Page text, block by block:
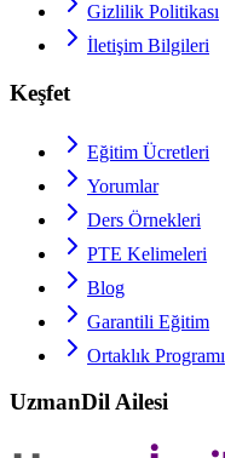
Gizlilik Politikası
İletişim Bilgileri
Keşfet
Eğitim Ücretleri
Yorumlar
Ders Örnekleri
PTE Kelimeleri
Blog
Garantili Eğitim
Ortaklık Programı
UzmanDil Ailesi